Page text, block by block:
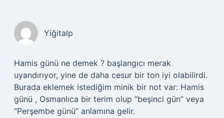
Yiğitalp
Hamis günü ne demek ? başlangıcı merak
uyandırıyor, yine de daha cesur bir ton iyi olabilirdi.
Burada eklemek istediğim minik bir not var: Hamis
günü , Osmanlıca bir terim olup “beşinci gün” veya
“Perşembe günü” anlamına gelir.